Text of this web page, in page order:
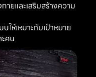
ยและเสริมสร้างความ
ให้เหมาะกับเป้าหมาย
ะคน